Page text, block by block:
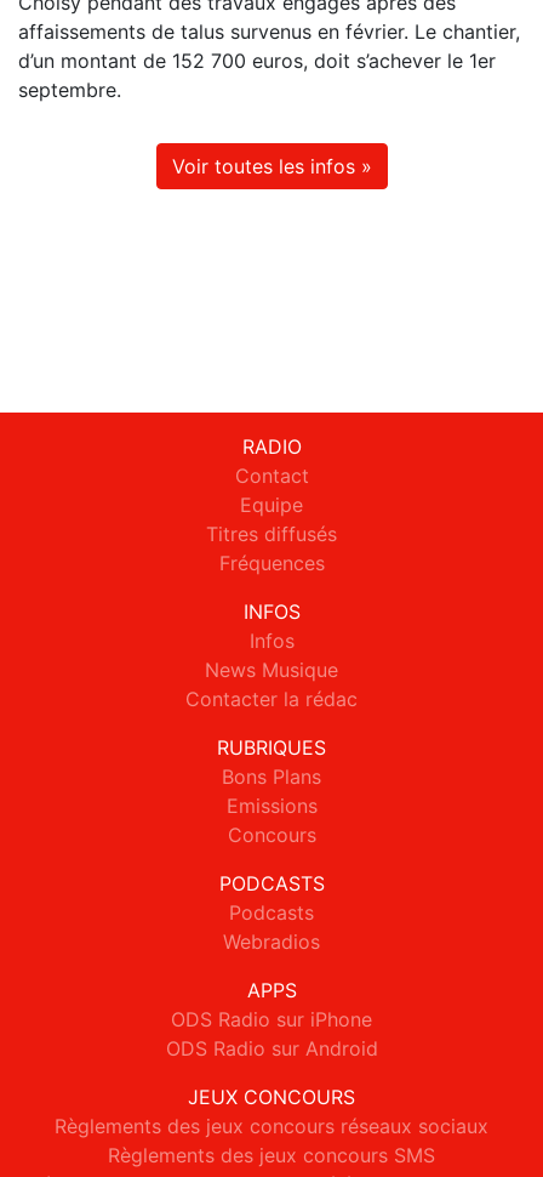
affaissements de talus survenus en février. Le chantier,
d’un montant de 152 700 euros, doit s’achever le 1er
septembre.
Voir toutes les infos »
RADIO
Contact
Equipe
Titres diffusés
Fréquences
INFOS
Infos
News Musique
Contacter la rédac
RUBRIQUES
Bons Plans
Emissions
Concours
PODCASTS
Podcasts
Webradios
APPS
ODS Radio sur iPhone
ODS Radio sur Android
JEUX CONCOURS
Règlements des jeux concours réseaux sociaux
Règlements des jeux concours SMS